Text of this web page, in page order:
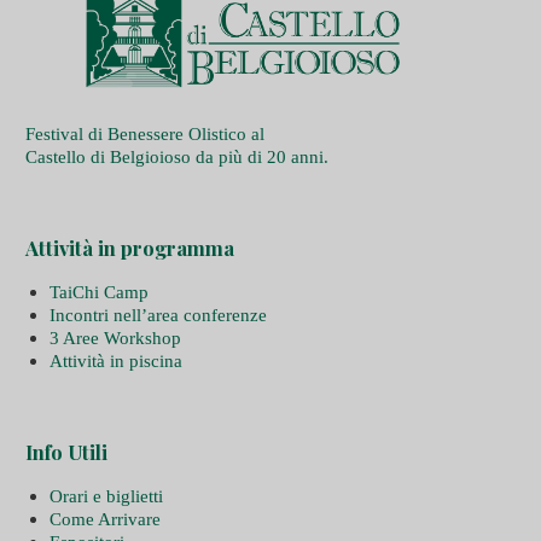
Festival di Benessere Olistico al
Castello di Belgioioso da più di 20 anni.
Attività in programma
TaiChi Camp
Incontri nell’area conferenze
3 Aree Workshop
Attività in piscina
Info Utili
Orari e biglietti
Come Arrivare